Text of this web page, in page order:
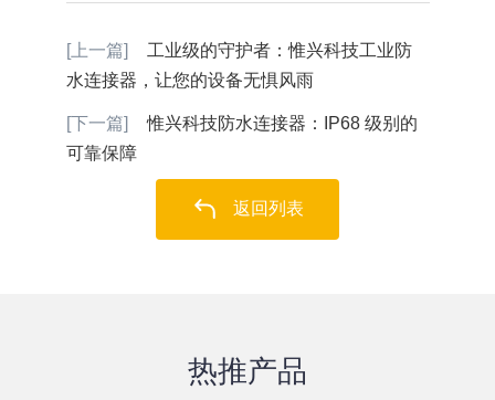
[上一篇]
​工业级的守护者：惟兴科技工业防
水连接器，让您的设备无惧风雨
[下一篇]
​惟兴科技防水连接器：IP68 级别的
可靠保障
返回列表
热推产品